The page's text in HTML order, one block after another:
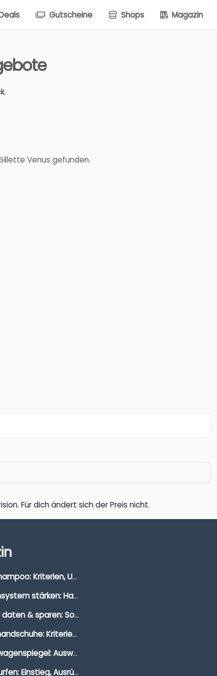
Gutscheine Shops Magazin
Venus gefunden.
Für dich ändert sich der Preis nicht.
Autoshampoo: Kriterien, Unterschiede & Anwendung
Immunsystem stärken: Hausmittel, Vitamine & Wissenswertes
Clever daten & sparen: So findest du die besten Deals für Dates und Unternehmungen
Segelhandschuhe: Kriterien, Materialien & Tipps
Wohnwagenspiegel: Auswahl, Preise & Montage
Windsurfen: Einstieg, Ausrüstung & Tipps